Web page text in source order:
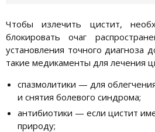
Чтобы излечить цистит,
блокировать очаг
установления точного диагноза
такие медикаменты для лечения
спазмолитики — для
и снятия болевого синдрома;
антибиотики — если цистит
природу;